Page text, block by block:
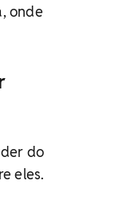
onde
do
eles.